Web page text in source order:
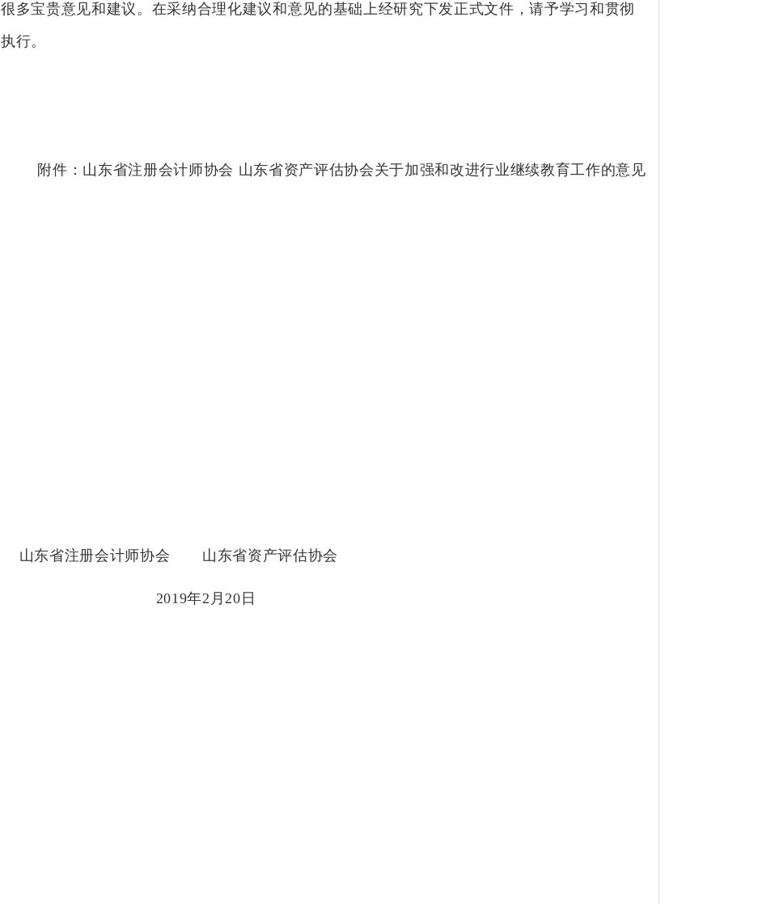
很多宝贵意见和建议。在采纳合理化建议和意见的基础上经研究下发正式文件，请予学习和贯彻
执行。
附件：山东省注册会计师协会 山东省资产评估协会关于加强和改进行业继续教育工作的意见
山东省注册会计师协会 山东省资产评估协会
2019年2 月20 日